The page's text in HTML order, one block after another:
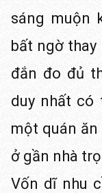
sáng muộn
bất ngờ thay
đắn đo đủ
duy nhất có
một quán
ở gần nhà
Vốn dĩ nhu